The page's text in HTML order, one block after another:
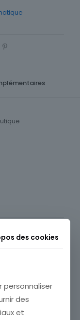
des cookies
personnaliser
des
et